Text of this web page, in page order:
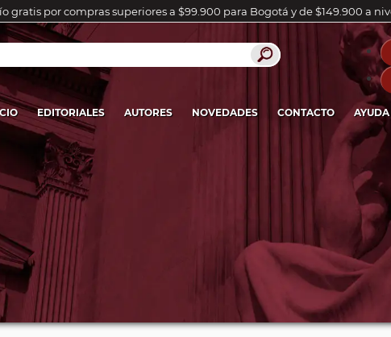
gratis por compras superiores a $99.900 para Bogotá y de $149.900 a
EDITORIALES AUTORES NOVEDADES CONTACTO AYUDA